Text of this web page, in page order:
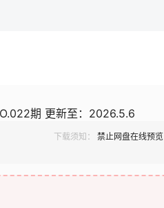
期 更新至：2026.5.6
下载须知：
禁止网盘在线预览